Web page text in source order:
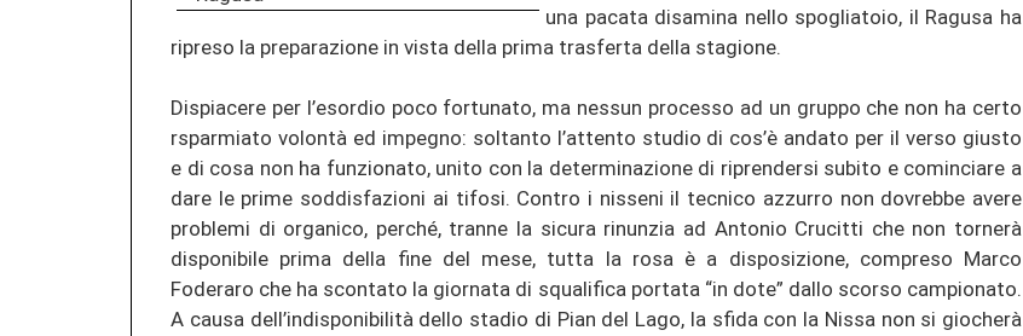
una pacata disamina nello spogliatoio, il Ragusa ha
ripreso la preparazione in vista della prima trasferta della stagione.
Dispiacere per l’esordio poco fortunato, ma nessun processo ad un gruppo che non ha certo
rsparmiato volontà ed impegno: soltanto l’attento studio di cos’è andato per il verso giusto
e di cosa non ha funzionato, unito con la determinazione di riprendersi subito e cominciare a
dare le prime soddisfazioni ai tifosi. Contro i nisseni il tecnico azzurro non dovrebbe avere
problemi di organico, perché, tranne la sicura rinunzia ad Antonio Crucitti che non tornerà
disponibile prima della fine del mese, tutta la rosa è a disposizione, compreso Marco
Foderaro che ha scontato la giornata di squalifica portata “in dote” dallo scorso campionato.
A causa dell’indisponibilità dello stadio di Pian del Lago, la sfida con la Nissa non si giocherà